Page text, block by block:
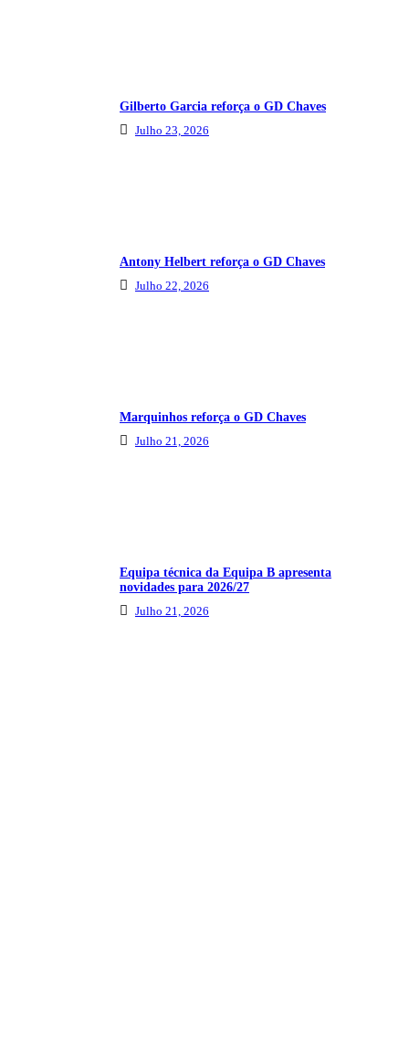
Gilberto Garcia reforça o GD Chaves
Julho 23, 2026
Antony Helbert reforça o GD Chaves
Julho 22, 2026
Marquinhos reforça o GD Chaves
Julho 21, 2026
Equipa técnica da Equipa B apresenta
novidades para 2026/27
Julho 21, 2026